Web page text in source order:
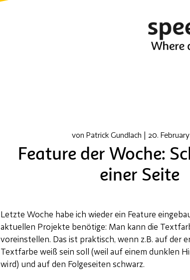
von Patrick Gundlach 20.
Feature der Woche:
einer Seite
Letzte Woche habe ich wieder ein Feature
aktuellen Projekte benötige: Man kann die
voreinstellen. Das ist praktisch, wenn z.B. auf der
Textfarbe weiß sein soll (weil auf einem dunklen
wird) und auf den Folgeseiten schwarz.